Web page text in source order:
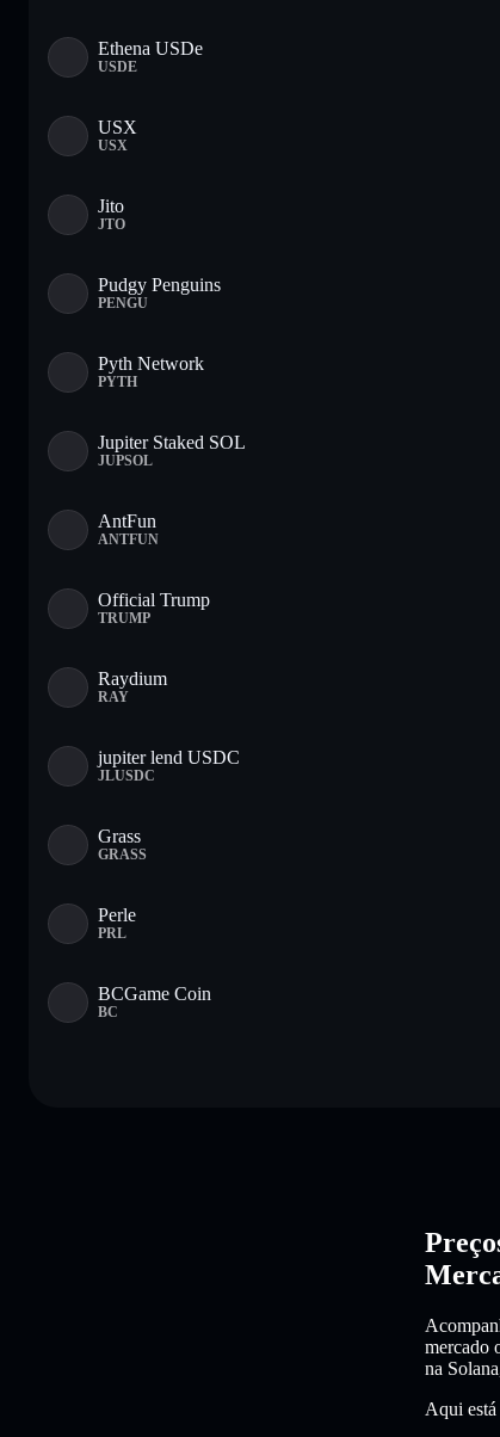
Ethena USDe
USDE
USX
USX
Jito
JTO
Pudgy Penguins
PENGU
Pyth Network
PYTH
Jupiter Staked SOL
JUPSOL
AntFun
ANTFUN
Official Trump
TRUMP
Raydium
RAY
jupiter lend USDC
JLUSDC
Grass
GRASS
Perle
PRL
BCGame Coin
BC
mercado
na
Aqui